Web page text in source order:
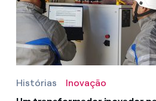
Histórias
Inovação